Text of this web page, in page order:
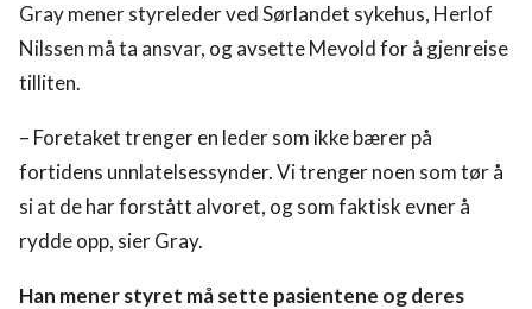
Gray mener styreleder ved Sørlandet sykehus, Herlof
Nilssen må ta ansvar, og avsette Mevold for å gjenreise
tilliten.
– Foretaket trenger en leder som ikke bærer på
fortidens unnlatelsessynder. Vi trenger noen som tør å
si at de har forstått alvoret, og som faktisk evner å
rydde opp, sier Gray.
Han mener styret må sette pasientene og deres